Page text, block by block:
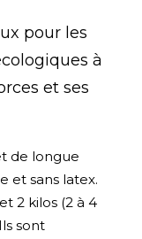
pour les
à
et ses
de longue
et sans latex.
2 kilos (2 à 4
sont